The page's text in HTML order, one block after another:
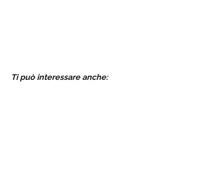
Ti può interessare anche: